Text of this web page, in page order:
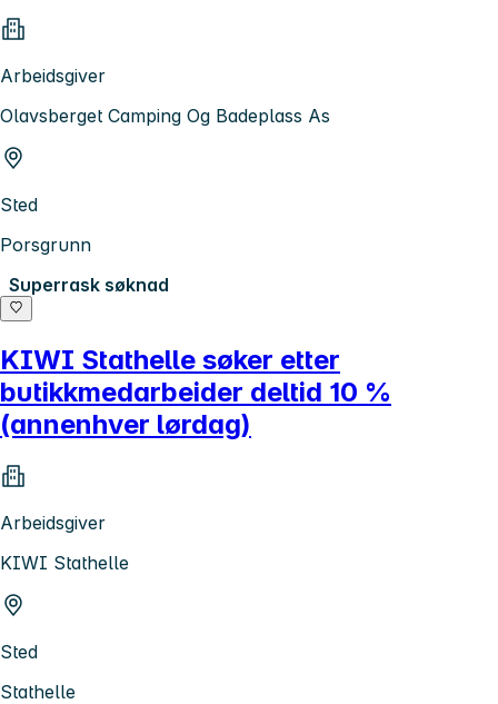
Arbeidsgiver
Olavsberget Camping Og Badeplass As
Sted
Porsgrunn
Superrask søknad
KIWI Stathelle søker etter
butikkmedarbeider deltid 10 %
(annenhver lørdag)
Arbeidsgiver
KIWI Stathelle
Sted
Stathelle